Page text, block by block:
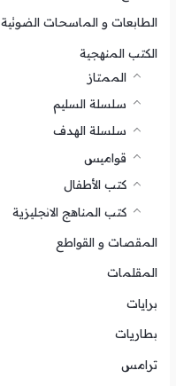
الطابعات و الماسحات الضوئية
الكتب المنهجية
الممتاز
سلسلة السليم
سلسلة الهدف
قواميس
كتب الأطفال
كتب المناهج الانجليزية
المقصات و القواطع
المقلمات
برايات
بطاريات
ترامس